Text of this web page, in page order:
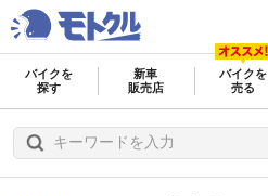
バイクを
探す
新車
販売店
バイクを
売る